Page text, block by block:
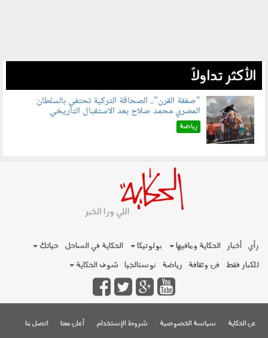
الأكثر تداولاً
070801.jpg
"صفقة القرن".. الصحافة التركية تحتفي بالسلطان
المصري محمد صلاح بعد الاستقبال التاريخي
رياضة
رأي أخبار الحكاية ومافيها بولوتيكا الحكاية في الساحل
حياتك
للكبار فقط فن وثقافة رياضة نوستالجيا شوف الحكاية
عن الحكاية سياسة الخصوصية شروط الإستخدام أعلن معنا اتصل بنا